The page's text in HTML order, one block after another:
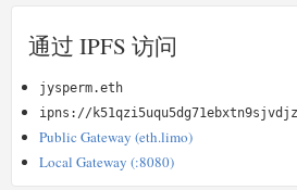
通过 IPFS 访问
jysperm.eth
Public Gateway (eth.limo)
Local Gateway (:8080)